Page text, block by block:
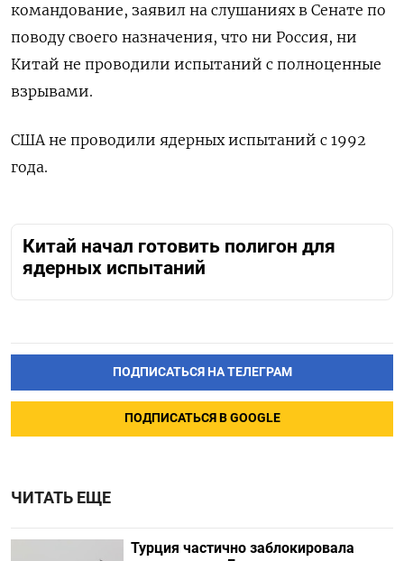
командование, заявил на слушаниях в Сенате по
поводу своего назначения, что ни Россия, ни
Китай не проводили испытаний с полноценные
взрывами.
США не проводили ядерных испытаний с 1992
года.
Китай начал готовить полигон для
ядерных испытаний
ПОДПИСАТЬСЯ НА ТЕЛЕГРАМ
ПОДПИСАТЬСЯ В GOOGLE
ЧИТАТЬ ЕЩЕ
Турция частично заблокировала